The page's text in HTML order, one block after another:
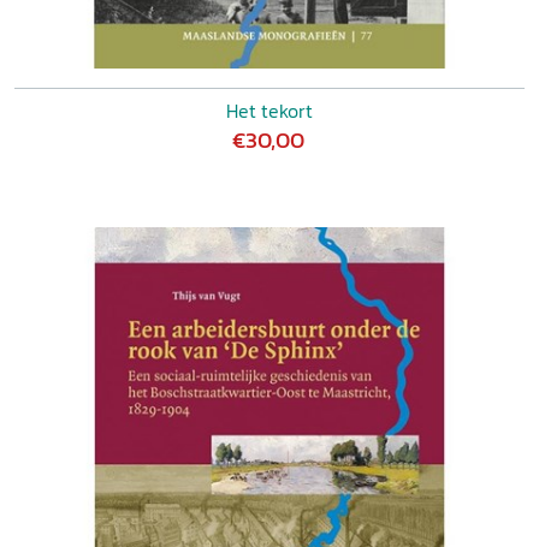
Het tekort
€30,00